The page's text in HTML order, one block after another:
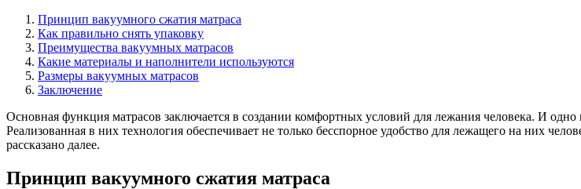
Принцип вакуумного сжатия матраса
Как правильно снять упаковку
Преимущества вакуумных матрасов
Какие материалы и наполнители используются
Размеры вакуумных матрасов
Заключение
Основная функция матрасов заключается в создании комфортных условий для лежания человека. И
Реализованная в них технология обеспечивает не только бесспорное удобство для лежащего на них
рассказано далее.
Принцип вакуумного сжатия матраса